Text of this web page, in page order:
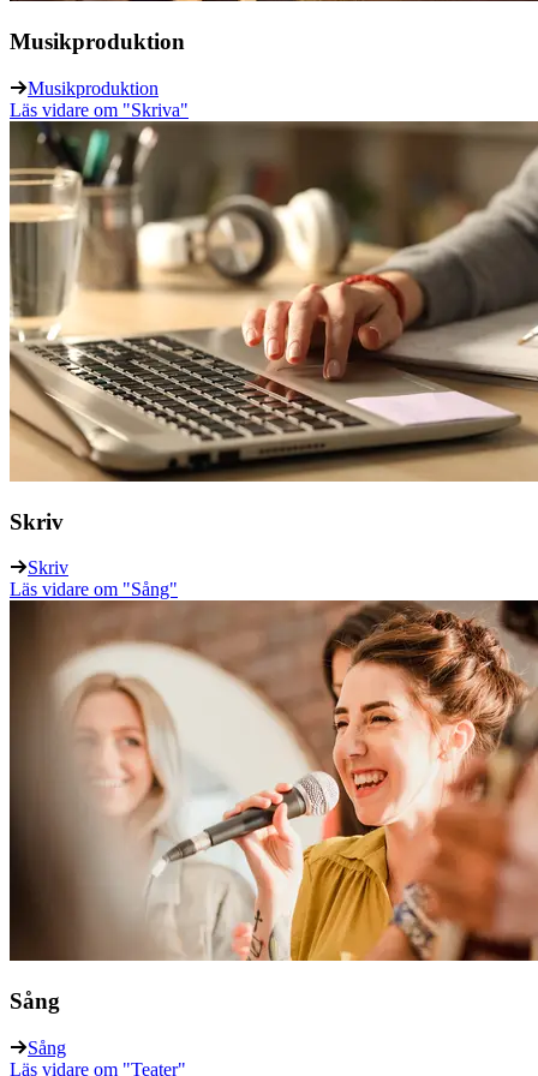
Musikproduktion
Musikproduktion
Läs vidare om "Skriva"
Skriv
Skriv
Läs vidare om "Sång"
Sång
Sång
Läs vidare om "Teater"